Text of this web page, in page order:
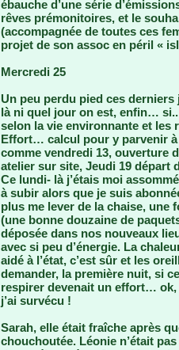
ébauche d’une série
rêves prémonitoires, et le
(accompagnée de toutes ces
projet de son assoc en péril «
Mercredi 25
Un peu perdu pied ces
là ni quel jour on est, enfin…
selon la vie environnante et
Effort… calcul pour y parvenir
comme vendredi 13, ouverture
atelier sur site, Jeudi 19 départ
Ce lundi- là j’étais moi
à subir alors que je suis
plus me lever de la chaise, une
(une bonne douzaine de
déposée dans nos nouveaux
avec si peu d’énergie. La
aidé à l’état, c’est sûr et les
demander, la première nuit, si
respirer devenait un effort…
j’ai survécu !
Sarah, elle était fraîche après
chouchoutée. Léonie n’était